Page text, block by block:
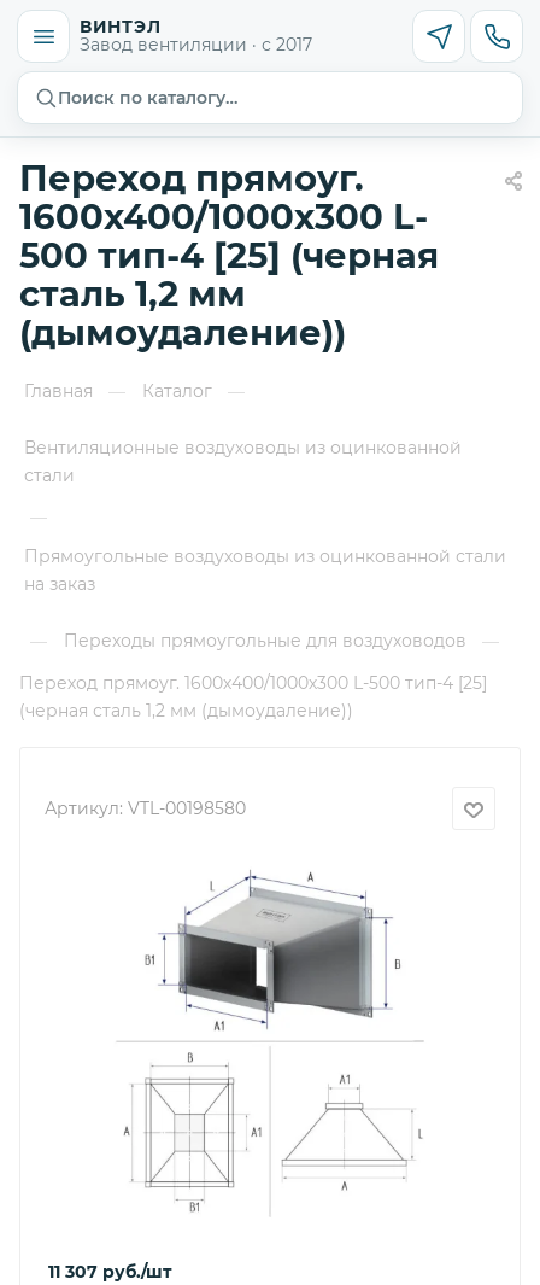
ВИНТЭЛ
Завод вентиляции · с 2017
Поиск по каталогу…
Переход прямоуг.
1600х400/1000х300 L-
500 тип-4 [25] (черная
сталь 1,2 мм
(дымоудаление))
Главная — Каталог —
Вентиляционные воздуховоды из оцинкованной
стали
—
Прямоугольные воздуховоды из оцинкованной стали
на заказ
— Переходы прямоугольные для воздуховодов
—
Переход прямоуг. 1600х400/1000х300 L-500 тип-4 [25]
(черная сталь 1,2 мм (дымоудаление))
Артикул: VTL-00198580
11 307 руб./шт